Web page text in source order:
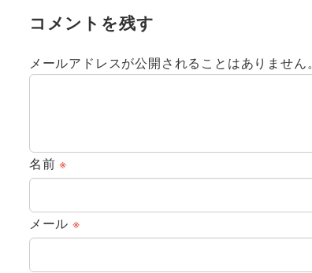
コメントを残す
メールアドレスが公開されることはありません。
名前※
メール ※